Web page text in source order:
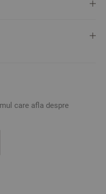
care afla despre